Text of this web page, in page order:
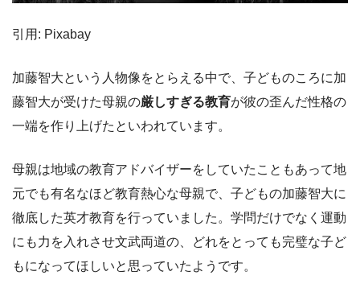
引用: Pixabay
加藤智大という人物像をとらえる中で、子どものころに加
藤智大が受けた母親の厳しすぎる教育が彼の歪んだ性格の
一端を作り上げたといわれています。
母親は地域の教育アドバイザーをしていたこともあって地
元でも有名なほど教育熱心な母親で、子どもの加藤智大に
徹底した英才教育を行っていました。学問だけでなく運動
にも力を入れさせ文武両道の、どれをとっても完璧な子ど
もになってほしいと思っていたようです。